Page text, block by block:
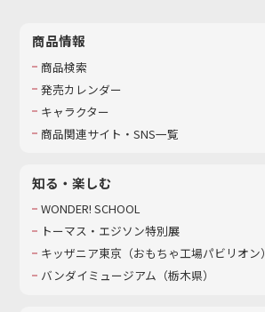
商品情報
商品検索
発売カレンダー
キャラクター
商品関連サイト・SNS一覧
知る・楽しむ
WONDER! SCHOOL
トーマス・エジソン特別展
キッザニア東京（おもちゃ工場パビリオン）​
バンダイミュージアム（栃木県）